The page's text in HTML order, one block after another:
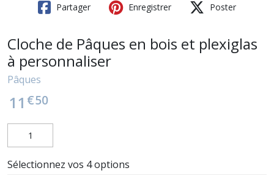
Partager Enregistrer Poster
Cloche de Pâques en bois et plexiglas
à personnaliser
Pâques
11 €50
Sélectionnez vos 4 options